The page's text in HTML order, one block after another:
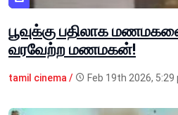
பூவுக்கு பதிலாக
வரவேற்ற மணமகன்!
tamil cinema / Feb 19th 2026, 5:29